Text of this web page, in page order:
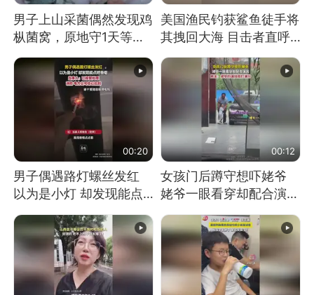
男子上山采菌偶然发现鸡
枞菌窝，原地守1天等它
长大：挖了140多朵
美国渔民钓获鲨鱼徒手将
其拽回大海 目击者直呼
震惊 （视频来源：参考
消息）
00:20
男子偶遇路灯螺丝发红
以为是小灯 却发现能点
燃香烟 当事人：已报警
处理
00:12
女孩门后蹲守想吓姥爷
姥爷一眼看穿却配合演出
网友：姥爷的演技我打满
分